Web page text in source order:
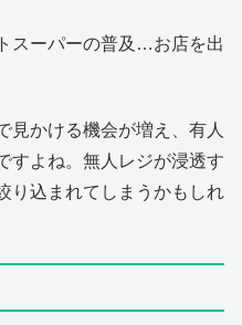
スーパーの普及…お店を出
見かける機会が増え、有人
すよね。無人レジが浸透す
り込まれてしまうかもしれ